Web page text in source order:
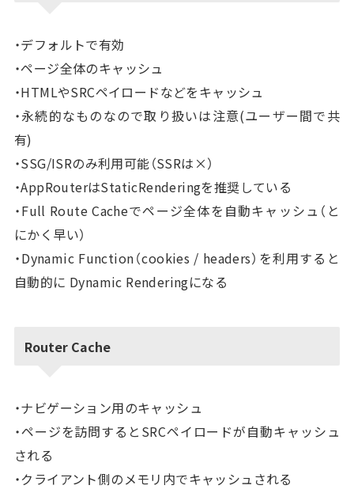
・デフォルトで有効
・ページ全体のキャッシュ
・HTMLやSRCペイロードなどをキャッシュ
・永続的なものなので取り扱いは注意(ユーザー間で共
有)
・SSG/ISRのみ利用可能（SSRは×）
・AppRouterはStaticRenderingを推奨している
・Full Route Cacheでページ全体を自動キャッシュ（と
にかく早い）
・Dynamic Function（cookies / headers）を利用すると
自動的に Dynamic Renderingになる
Router Cache
・ナビゲーション用のキャッシュ
・ページを訪問するとSRCペイロードが自動キャッシュ
される
・クライアント側のメモリ内でキャッシュされる